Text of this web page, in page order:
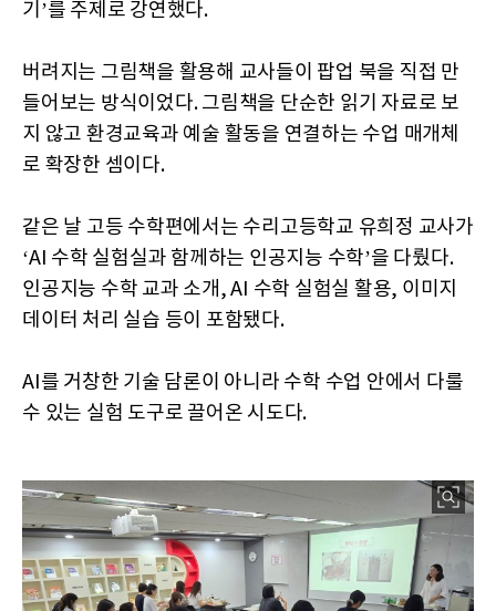
기’를 주제로 강연했다.
버려지는 그림책을 활용해 교사들이 팝업 북을 직접 만
들어보는 방식이었다. 그림책을 단순한 읽기 자료로 보
지 않고 환경교육과 예술 활동을 연결하는 수업 매개체
로 확장한 셈이다.
같은 날 고등 수학편에서는 수리고등학교 유희정 교사가
‘AI 수학 실험실과 함께하는 인공지능 수학’을 다뤘다.
인공지능 수학 교과 소개, AI 수학 실험실 활용, 이미지
데이터 처리 실습 등이 포함됐다.
AI를 거창한 기술 담론이 아니라 수학 수업 안에서 다룰
수 있는 실험 도구로 끌어온 시도다.